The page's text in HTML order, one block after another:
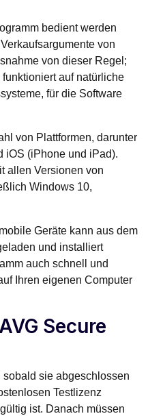
bedient werden
von
von dieser Regel;
auf natürliche
für die Software
von Plattformen, darunter
iOS (iPhone und iPad).
allen Versionen von
Windows 10,
Geräte kann aus dem
und installiert
auch schnell und
Ihren eigenen Computer
Secure
sie abgeschlossen
Testlizenz
ist. Danach müssen